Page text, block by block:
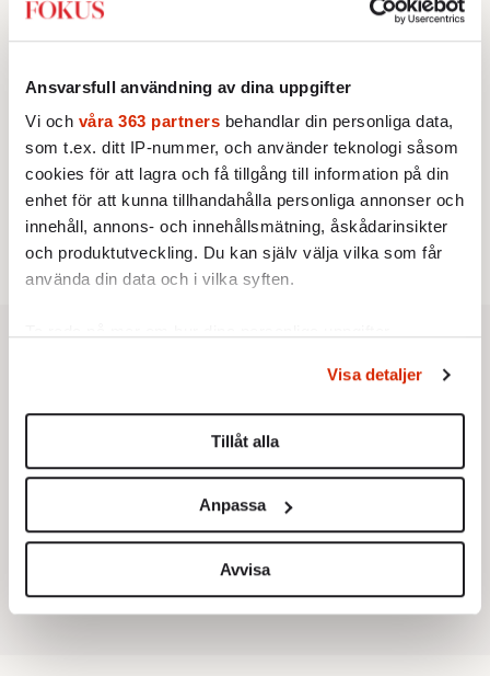
Ansvarsfull användning av dina uppgifter
Vi och våra 363 partners behandlar din personliga data,
som t.ex. ditt IP-nummer, och använder teknologi såsom
cookies för att lagra och få tillgång till information på din
enhet för att kunna tillhandahålla personliga annonser och
innehåll, annons- och innehållsmätning, åskådarinsikter
och produktutveckling. Du kan själv välja vilka som får
använda din data och i vilka syften.
Du kan ändra eller dra tillbaka ditt samtycke när som
helst från cookie-förklaringen.
Vi använder enhetsidentifierare för att anpassa innehållet
för sociala medier och analysera vår trafik. Vi
vidarebefordrar även sådana identifierare och annan
information från din enhet till de sociala medier och
annons- och analysföretag som vi samarbetar med.
Dessa kan i sin tur kombinera informationen med annan
Visa detaljer
Tillåt alla
Anpassa
Avvisa
franska civilisationen
3.Den röda tråden som brast
KRÖNIKA
4.
På ”Kommunisthögskolan” drömde
alla om att vara arbetarklass
KRÖNIKA
5. Sakine Madon:
Efter islamistdådet oroar sig
vänstern för Agnes Wold
STICKET
6.Dan Korn:Quisling, quislingar och sten i glashus